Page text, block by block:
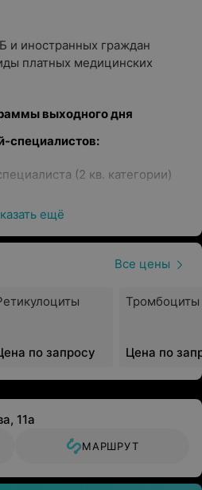
и иностранных граждан
платных медицинских
выходного дня
специалистов:
(2 кв. категории)
(1 кв. категории)
(высшей
ещё
Все цены
по запросу
Тромбоциты
Цена по
11а
МАРШРУТ